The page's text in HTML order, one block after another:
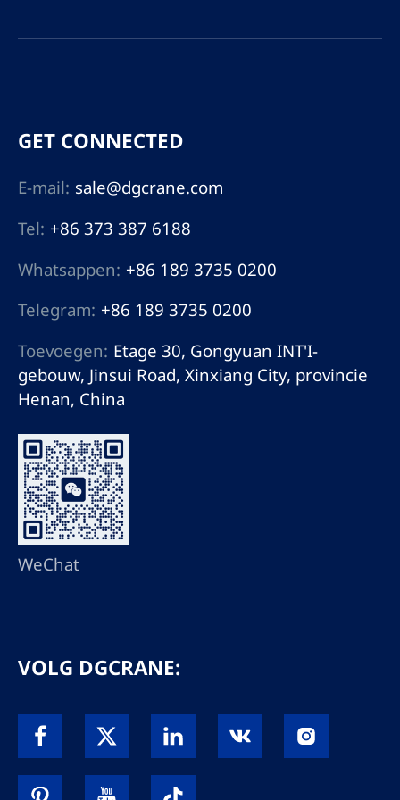
verminderen, productie
GET CONNECTED
E-mail: sale@dgcrane.com
Tel: +86 373 387 6188
Whatsappen: +86 189 3735 0200
Telegram: +86 189 3735 0200
Toevoegen: Etage 30, Gongyuan INT'I-
gebouw, Jinsui Road, Xinxiang City, provincie
Henan, China
WeChat
VOLG DGCRANE: